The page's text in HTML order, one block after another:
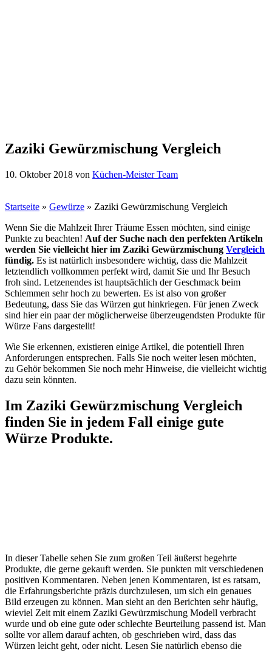
Zaziki Gewürzmischung Vergleich
10. Oktober 2018 von Küchen-Meister Team
Startseite » Gewürze » Zaziki Gewürzmischung Vergleich
Wenn Sie die Mahlzeit Ihrer Träume Essen möchten, sind einige
Punkte zu beachten! Auf der Suche nach den perfekten Artikeln
werden Sie vielleicht hier im Zaziki Gewürzmischung Vergleich
fündig. Es ist natürlich insbesondere wichtig, dass die Mahlzeit
letztendlich vollkommen perfekt wird, damit Sie und Ihr Besuch
froh sind. Letzenendes ist hauptsächlich der Geschmack beim
Schlemmen sehr hoch zu bewerten. Es ist also von großer
Bedeutung, dass Sie das Würzen gut hinkriegen. Für jenen Zweck
sind hier ein paar der möglicherweise überzeugendsten Produkte für
Würze Fans dargestellt!
Wie Sie erkennen, existieren einige Artikel, die potentiell Ihren
Anforderungen entsprechen. Falls Sie noch weiter lesen möchten,
zu Gehör bekommen Sie noch mehr Hinweise, die vielleicht wichtig
dazu sein könnten.
Im Zaziki Gewürzmischung Vergleich
finden Sie in jedem Fall einige gute
Würze Produkte.
In dieser Tabelle sehen Sie zum großen Teil äußerst begehrte
Produkte, die gerne gekauft werden. Sie punkten mit verschiedenen
positiven Kommentaren. Neben jenen Kommentaren, ist es ratsam,
die Erfahrungsberichte präzis durchzulesen, um sich ein genaues
Bild erzeugen zu können. Man sieht an den Berichten sehr häufig,
wieviel Zeit mit einem Zaziki Gewürzmischung Modell verbracht
wurde und ob eine gute oder schlechte Beurteilung passend ist. Man
sollte vor allem darauf achten, ob geschrieben wird, dass das
Würzen leicht geht, oder nicht. Lesen Sie natürlich ebenso die